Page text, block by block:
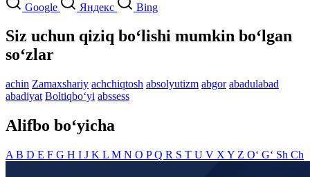
Google Яндекс Bing
Siz uchun qiziq bo‘lishi mumkin bo‘lgan
so‘zlar
achin Zamaxshariy achchiqtosh absolyutizm abgor abadulabad
abadiyat Boltiqbo‘yi abssess
Alifbo bo‘yicha
A B D E F G H I J K L M N O PQ R S T U V X Y Z O‘ G‘ Sh Ch